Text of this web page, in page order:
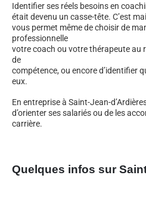
Identifier ses réels besoins en
était devenu un casse-tête. C’est
vous permet même de choisir de
professionnelle
votre coach ou votre thérapeute au
de
compétence, ou encore d’identifier
eux.
En entreprise à Saint-Jean-
d’orienter ses salariés ou de les
carrière.
Quelques infos sur